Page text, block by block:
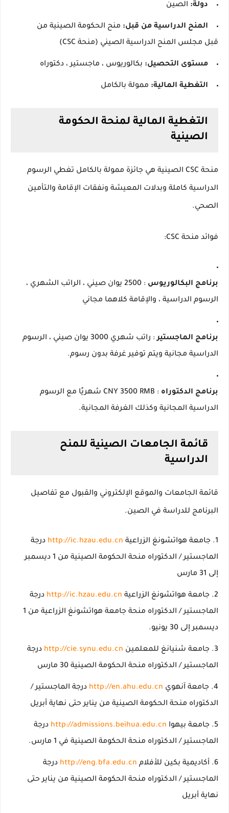
دولة: الصين
المنح الدراسية من قبل: منح الحكومة الصينية من
قبل مجلس المنح الدراسية الصيني (منحة CSC)
مستوى التحصيل: بكالوريوس ، ماجستير ، دكتوراه
التغطية المالية: ممولة بالكامل
التغطية المالية لمنحة الحكومة
الصينية
منحة CSC الصينية هي جائزة ممولة بالكامل تغطي الرسوم
الدراسية كاملة وبدلات المعيشة ونفقات الإقامة والتأمين
الصحي.
فوائد منحة CSC:
برنامج البكالوريوس
: 2500 يوان صيني ، الراتب الشهري ،
الرسوم الدراسية ، والإقامة كلاهما مجاني
برنامج الماجستير
: راتب شهري 3000 يوان صيني ، الرسوم
الدراسية مجانية ويتم توفير غرفة بدون رسوم.
برنامج الدكتوراه
: CNY 3500 RMB شهريًا مع الرسوم
الدراسية المجانية وكذلك الغرفة المجانية.
قائمة الجامعات الصينية للمنح
الدراسية
قائمة الجامعات والموقع الإلكتروني والقبول مع تفاصيل
البرنامج للدراسة في الصين.
جامعة هواتشونغ الزراعية http://ic.hzau.edu.cn درجة
الماجستير / الدكتوراه منحة الحكومة الصينية من 1 ديسمبر
إلى 31 مارس
جامعة هواتشونغ الزراعية http://ic.hzau.edu.cn درجة
الماجستير / الدكتوراه منحة جامعة هواتشونغ الزراعية من 1
ديسمبر إلى 30 يونيو.
جامعة شنيانغ للمعلمين http://cie.synu.edu.cn درجة
الماجستير / الدكتوراه منحة الحكومة الصينية 30 مارس
جامعة آنهوي http://en.ahu.edu.cn درجة الماجستير /
الدكتوراه منحة الحكومة الصينية من يناير حتى نهاية أبريل
جامعة بيهوا http://admissions.beihua.edu.cn درجة
الماجستير / الدكتوراه منحة الحكومة الصينية في 1 مارس.
أكاديمية بكين للأفلام http://eng.bfa.edu.cn درجة
الماجستير / الدكتوراه منحة الحكومة الصينية من يناير حتى
نهاية أبريل